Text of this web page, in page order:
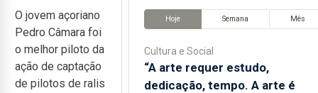
O jovem açoriano
Pedro Câmara foi
o melhor piloto da
ação de captação
de pilotos de ralis
Hoje Semana Mês
Cultura e Social
“A arte requer estudo,
dedicação, tempo. A arte é